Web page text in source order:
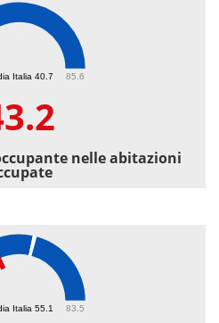
Italia 40.7 85.6
nelle abitazioni
Italia 55.1 83.5